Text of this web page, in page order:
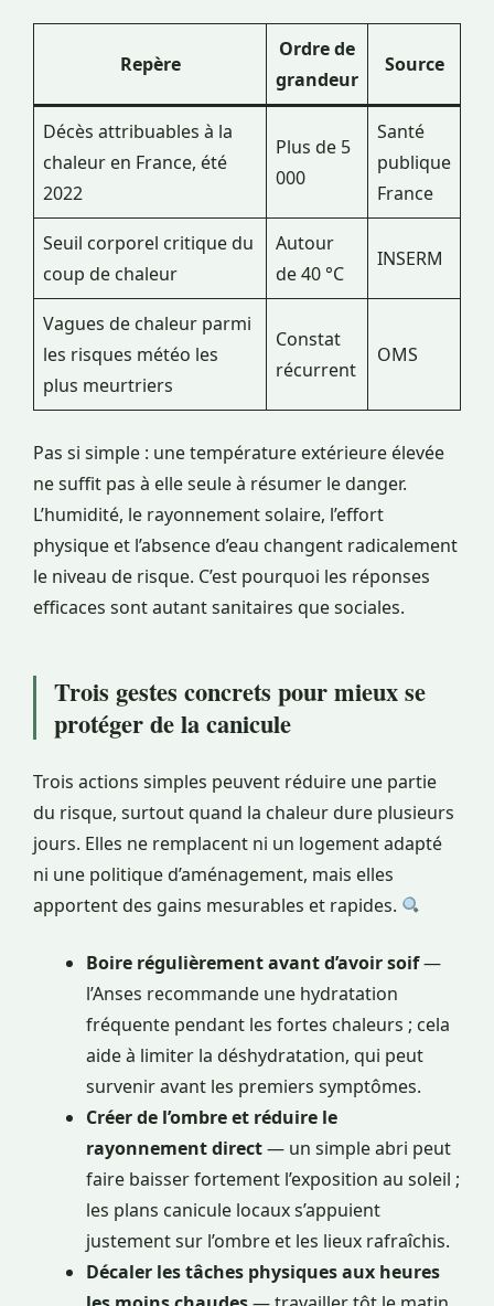
Repère
Ordre de
grandeur
Source
Décès attribuables à la
chaleur en France, été
2022
Plus de 5
000
Santé
publique
France
Seuil corporel critique du
coup de chaleur
Autour
de 40 °C
INSERM
Vagues de chaleur parmi
les risques météo les
plus meurtriers
Constat
récurrent
OMS
Pas si simple : une température extérieure élevée
ne suffit pas à elle seule à résumer le danger.
L’humidité, le rayonnement solaire, l’effort
physique et l’absence d’eau changent radicalement
le niveau de risque. C’est pourquoi les réponses
efficaces sont autant sanitaires que sociales.
Trois gestes concrets pour mieux se
protéger de la canicule
Trois actions simples peuvent réduire une partie
du risque, surtout quand la chaleur dure plusieurs
jours. Elles ne remplacent ni un logement adapté
ni une politique d’aménagement, mais elles
apportent des gains mesurables et rapides.
Boire régulièrement avant d’avoir soif—
l’Anses recommande une hydratation
fréquente pendant les fortes chaleurs ; cela
aide à limiter la déshydratation, qui peut
survenir avant les premiers symptômes.
Créer de l’ombre et réduire le
rayonnement direct— un simple abri peut
faire baisser fortement l’exposition au soleil ;
les plans canicule locaux s’appuient
justement sur l’ombre et les lieux rafraîchis.
Décaler les tâches physiques aux heures